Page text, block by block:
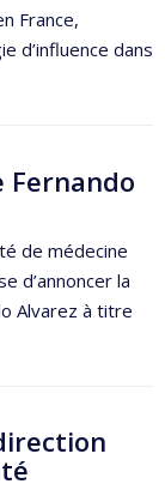
France,
d’influence dans
Fernando
de médecine
d’annoncer la
Alvarez à titre